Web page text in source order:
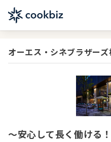
オーエス・シネブラザーズ
～安心して長く働ける